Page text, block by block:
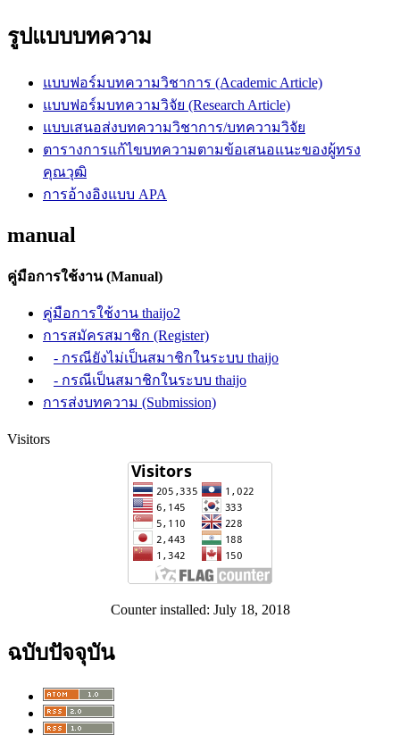
รูปแบบบทความ
แบบฟอร์มบทความวิชาการ (Academic Article)
แบบฟอร์มบทความวิจัย (Research Article)
แบบเสนอส่งบทความวิชาการ/บทความวิจัย
ตารางการแก้ไขบทความตามข้อเสนอแนะของผู้ทรง
คุณวุฒิ
การอ้างอิงแบบ APA
manual
คู่มือการใช้งาน (Manual)
คู่มือการใช้งาน thaijo2
การสมัครสมาชิก (Register)
- กรณียังไม่เป็นสมาชิกในระบบ thaijo
- กรณีเป็นสมาชิกในระบบ thaijo
การส่งบทความ (Submission)
Visitors
Counter installed: July 18, 2018
ฉบับปัจจุบัน